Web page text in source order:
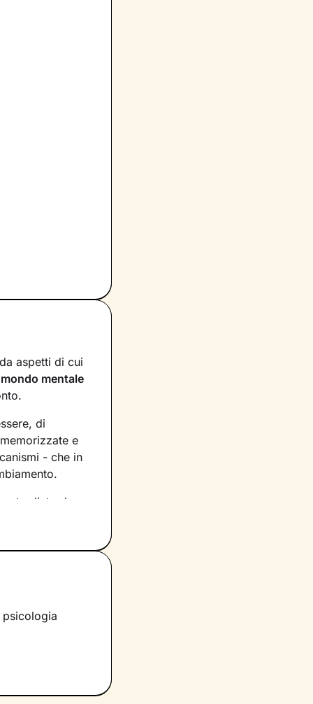
aspetti di cui
mondo mentale
di
e
- che in
dietro le
per
piano, e di
psicologia